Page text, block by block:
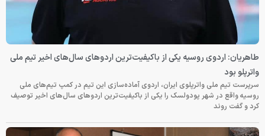
طاهریان: اردوی روسیه یکی از باکیفیت‌ترین اردوهای سال‌های اخیر تیم ملی
واترپلو بود
سرپرست تیم ملی واترپلوی ایران، اردوی آماده‌سازی این تیم در کمپ تیم‌های ملی
روسیه واقع در شهر پودولسک را یکی از باکیفیت‌ترین اردوهای سال‌های اخیر توصیف
کرد و گفت روند